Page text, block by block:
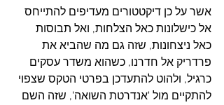
אשר על כן דיקטטורים מעדיפים להתייחס
אל כישלונות כאל הצלחות, ואל תבוסות
כאל ניצחונות, שזה גם מה שהביא את
פרדריק אל חדרנו, כשהוא משדר עסקים
כרגיל, ולהוט להתעדכן בפרטי הטקס שצפוי
להתקיים מול 'אנדרטת השואה', שזה השם